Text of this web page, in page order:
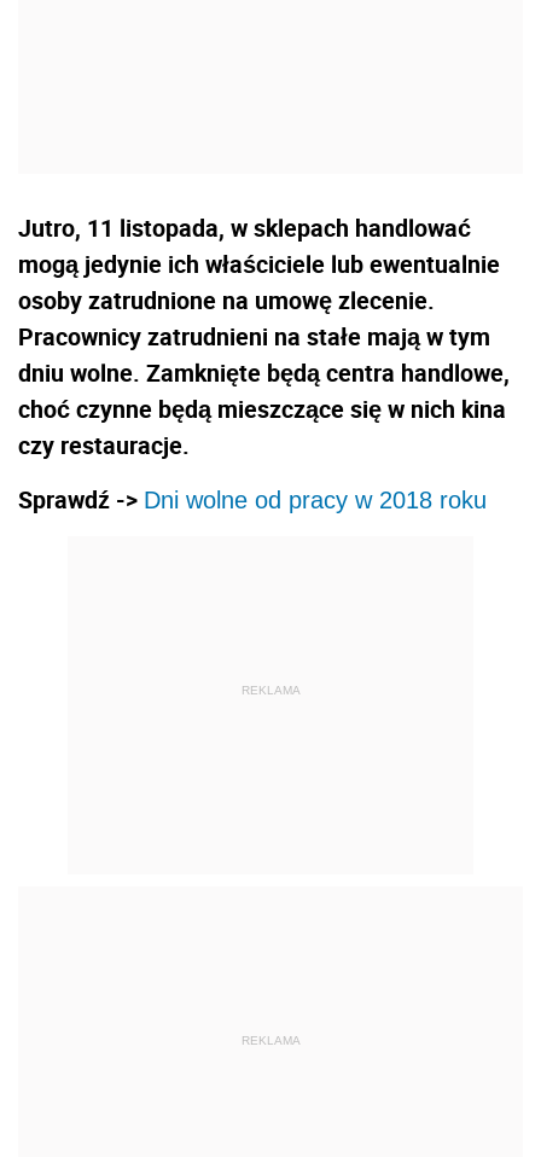
Jutro, 11 listopada, w sklepach handlować
mogą jedynie ich właściciele lub ewentualnie
osoby zatrudnione na umowę zlecenie.
Pracownicy zatrudnieni na stałe mają w tym
dniu wolne. Zamknięte będą centra handlowe,
choć czynne będą mieszczące się w nich kina
czy restauracje.
Sprawdź -> Dni wolne od pracy w 2018 roku
REKLAMA
REKLAMA